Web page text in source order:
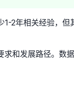
2年相关经验，
发展路径。数据